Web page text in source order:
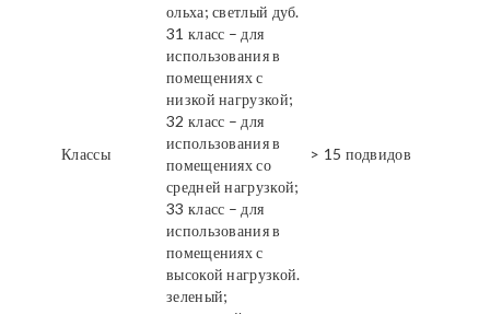
ольха; светлый дуб.
Классы
31 класс – для
использования в
помещениях с
низкой нагрузкой;
32 класс – для
использования в
помещениях со
средней нагрузкой;
33 класс – для
использования в
помещениях с
высокой нагрузкой.
> 15 подвидов
зеленый;